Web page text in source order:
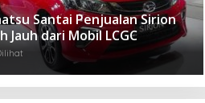
Santai Penjualan Sirion
Jauh dari Mobil LCGC